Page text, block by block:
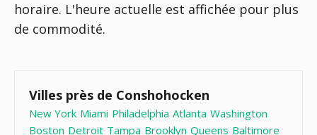
horaire. L'heure actuelle est affichée pour plus
de commodité.
Villes près de Conshohocken
New York Miami Philadelphia Atlanta Washington
Boston Detroit Tampa Brooklyn Queens Baltimore